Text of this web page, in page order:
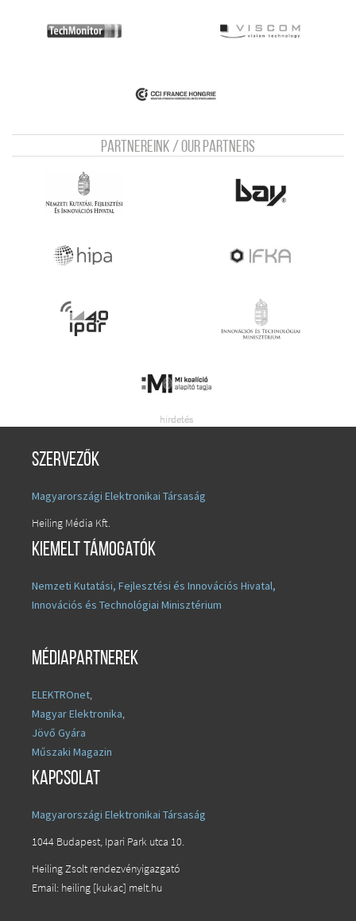
Partnereink / Our Partners
Szervezők
Magyarországi Elektronikai Társaság
Heiling Média Kft.
Kiemelt támogatók
Nemzeti Kutatási, Fejlesztési és Innovációs Hivatal,
Innovációs és Technológiai Minisztérium
Médiapartnerek
ELEKTROnet,
Magyar Elektronika,
Jövő Gyára
Műszaki Magazin
Kapcsolat
Magyarországi Elektronikai Társaság
1044 Budapest, Ipari Park utca 10.
Heiling Zsolt rendezvényigazgató
Email: heiling [kukac] melt.hu